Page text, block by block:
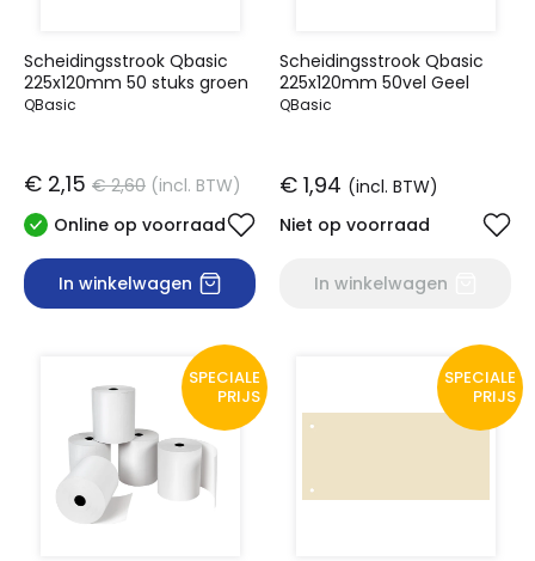
Scheidingsstrook Qbasic
225x120mm 50 stuks groen
QBasic
€ 2,15 € 2,60 (incl. BTW)
Online op voorraad
In winkelwagen
Scheidingsstrook Qbasic
225x120mm 50vel Geel
QBasic
€ 1,94 (incl. BTW)
Niet op voorraad
In winkelwagen
SPECIALE
PRIJS
SPECIALE
PRIJS